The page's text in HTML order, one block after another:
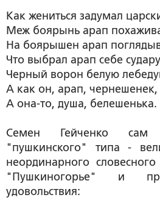
Как жениться задумал
Меж боярынь арап
На боярышен арап
Что выбрал арап себе
Черный ворон белую
А как он, арап, чернешенек,
А она-то, душа, белешенька.
Семен Гейченко сам
"пушкинского" типа -
неординарного
"Пушкиногорье" и
удовольствия: